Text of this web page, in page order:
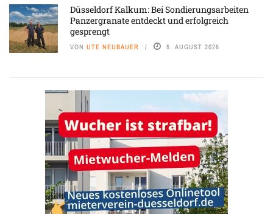
Düsseldorf Kalkum: Bei Sondierungsarbeiten
Panzergranate entdeckt und erfolgreich
gesprengt
VON UTE NEUBAUER 5. AUGUST 2026